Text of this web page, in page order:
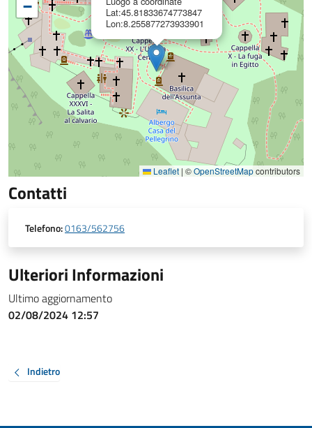
Lat:45.81833674773847
Lon:8.255877273933901
−
Leaflet | ©OpenStreetMapcontributors
Contatti
Telefono:0163/562756
Ulteriori Informazioni
Ultimo aggiornamento
02/08/2024 12:57
Indietro